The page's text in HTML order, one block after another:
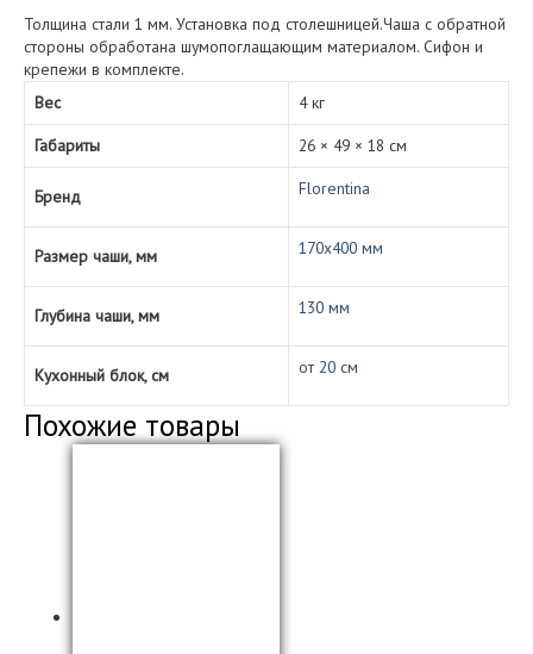
Толщина стали 1 мм. Установка под столешницей.Чаша с обратной
стороны обработана шумопоглащающим материалом. Сифон и
крепежи в комплекте.
Вес
4 кг
Габариты
26 × 49 × 18 см
Бренд Florentina
Размер чаши, мм 170х400 мм
Глубина чаши, мм 130 мм
Кухонный блок, см от 20 см
Похожие товары